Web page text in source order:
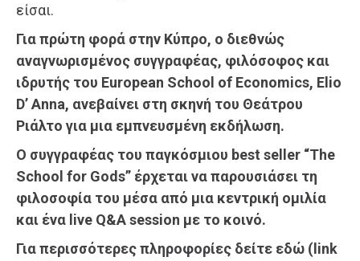
είσαι.
Για πρώτη φορά στην Κύπρο, ο διεθνώς
αναγνωρισμένος συγγραφέας, φιλόσοφος και
ιδρυτής του European School of Economics, Elio
D’ Anna, ανεβαίνει στη σκηνή του Θεάτρου
Ριάλτο για μια εμπνευσμένη εκδήλωση.
Ο συγγραφέας του παγκόσμιου best seller “The
School for Gods” έρχεται να παρουσιάσει τη
φιλοσοφία του μέσα από μια κεντρική ομιλία
και ένα live Q&A session με το κοινό.
Για περισσότερες πληροφορίες δείτε εδώ (link